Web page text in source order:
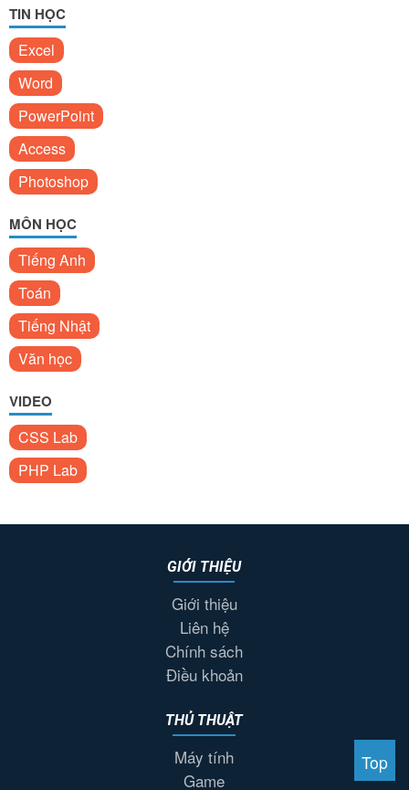
TIN HỌC
Excel
Word
PowerPoint
Access
Photoshop
MÔN HỌC
Tiếng Anh
Toán
Tiếng Nhật
Văn học
VIDEO
CSS Lab
PHP Lab
GIỚI THIỆU
Giới thiệu
Liên hệ
Chính sách
Điều khoản
THỦ THUẬT
Máy tính
Game
Top